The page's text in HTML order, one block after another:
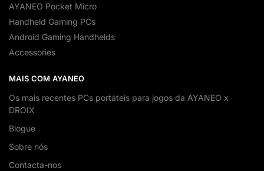
AYANEO Pocket Micro
Handheld Gaming PCs
Android Gaming Handhelds
Accessories
MAIS COM AYANEO
Os mais recentes PCs portáteis para jogos da AYANEO x
DROIX
Blogue
Sobre nós
Contacta-nos